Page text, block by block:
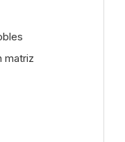
matriz